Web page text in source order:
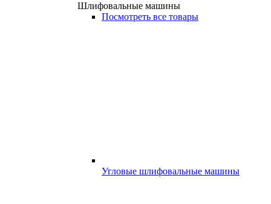
Шлифовальные машины
Посмотреть все товары
Угловые шлифовальные машины